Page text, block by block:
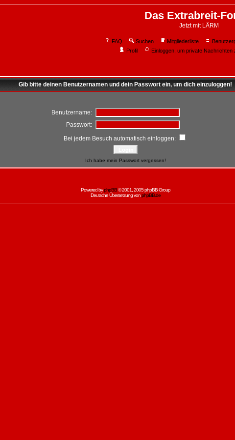
Das Extrabreit-
Jetzt mit LÄRM
FAQ Suchen Mitgliederliste
Profil
Einloggen, um private Nachrichten
Gib bitte deinen Benutzernamen und dein Passwort ein, um dich einzuloggen!
Benutzername:
Passwort:
Bei jedem Besuch automatisch einloggen:
Ich habe mein Passwort vergessen!
Powered byphpBB© 2001, 2005 phpBB Group
Deutsche Übersetzung vonphpBB.de